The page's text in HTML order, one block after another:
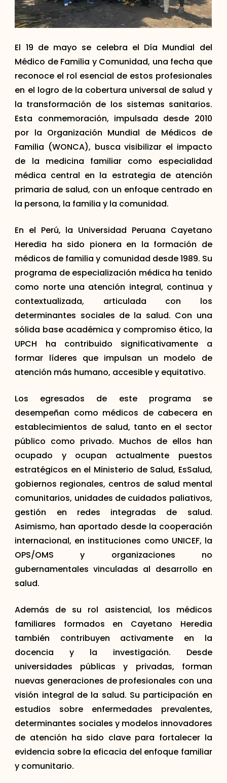
El 19 de mayo se celebra el Día Mundial del
Médico de Familia y Comunidad, una fecha que
reconoce el rol esencial de estos profesionales
en el logro de la cobertura universal de salud y
la transformación de los sistemas sanitarios.
Esta conmemoración, impulsada desde 2010
por la Organización Mundial de Médicos de
Familia (WONCA), busca visibilizar el impacto
de la medicina familiar como especialidad
médica central en la estrategia de atención
primaria de salud, con un enfoque centrado en
la persona, la familia y la comunidad.
En el Perú, la Universidad Peruana Cayetano
Heredia ha sido pionera en la formación de
médicos de familia y comunidad desde 1989. Su
programa de especialización médica ha tenido
como norte una atención integral, continua y
contextualizada, articulada con los
determinantes sociales de la salud. Con una
sólida base académica y compromiso ético, la
UPCH ha contribuido significativamente a
formar líderes que impulsan un modelo de
atención más humano, accesible y equitativo.
Los egresados de este programa se
desempeñan como médicos de cabecera en
establecimientos de salud, tanto en el sector
público como privado. Muchos de ellos han
ocupado y ocupan actualmente puestos
estratégicos en el Ministerio de Salud, EsSalud,
gobiernos regionales, centros de salud mental
comunitarios, unidades de cuidados paliativos,
gestión en redes integradas de salud.
Asimismo, han aportado desde la cooperación
internacional, en instituciones como UNICEF, la
OPS/OMS y organizaciones no
gubernamentales vinculadas al desarrollo en
salud.
Además de su rol asistencial, los médicos
familiares formados en Cayetano Heredia
también contribuyen activamente en la
docencia y la investigación. Desde
universidades públicas y privadas, forman
nuevas generaciones de profesionales con una
visión integral de la salud. Su participación en
estudios sobre enfermedades prevalentes,
determinantes sociales y modelos innovadores
de atención ha sido clave para fortalecer la
evidencia sobre la eficacia del enfoque familiar
y comunitario.